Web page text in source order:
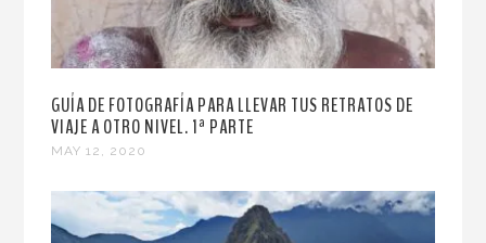
GUÍA DE FOTOGRAFÍA PARA LLEVAR TUS RETRATOS DE
VIAJE A OTRO NIVEL. 1ª PARTE
MAY 12, 2020